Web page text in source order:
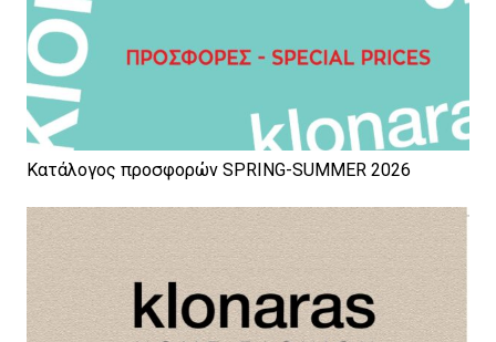
Κατάλογος προσφορών SPRING-SUMMER 2026